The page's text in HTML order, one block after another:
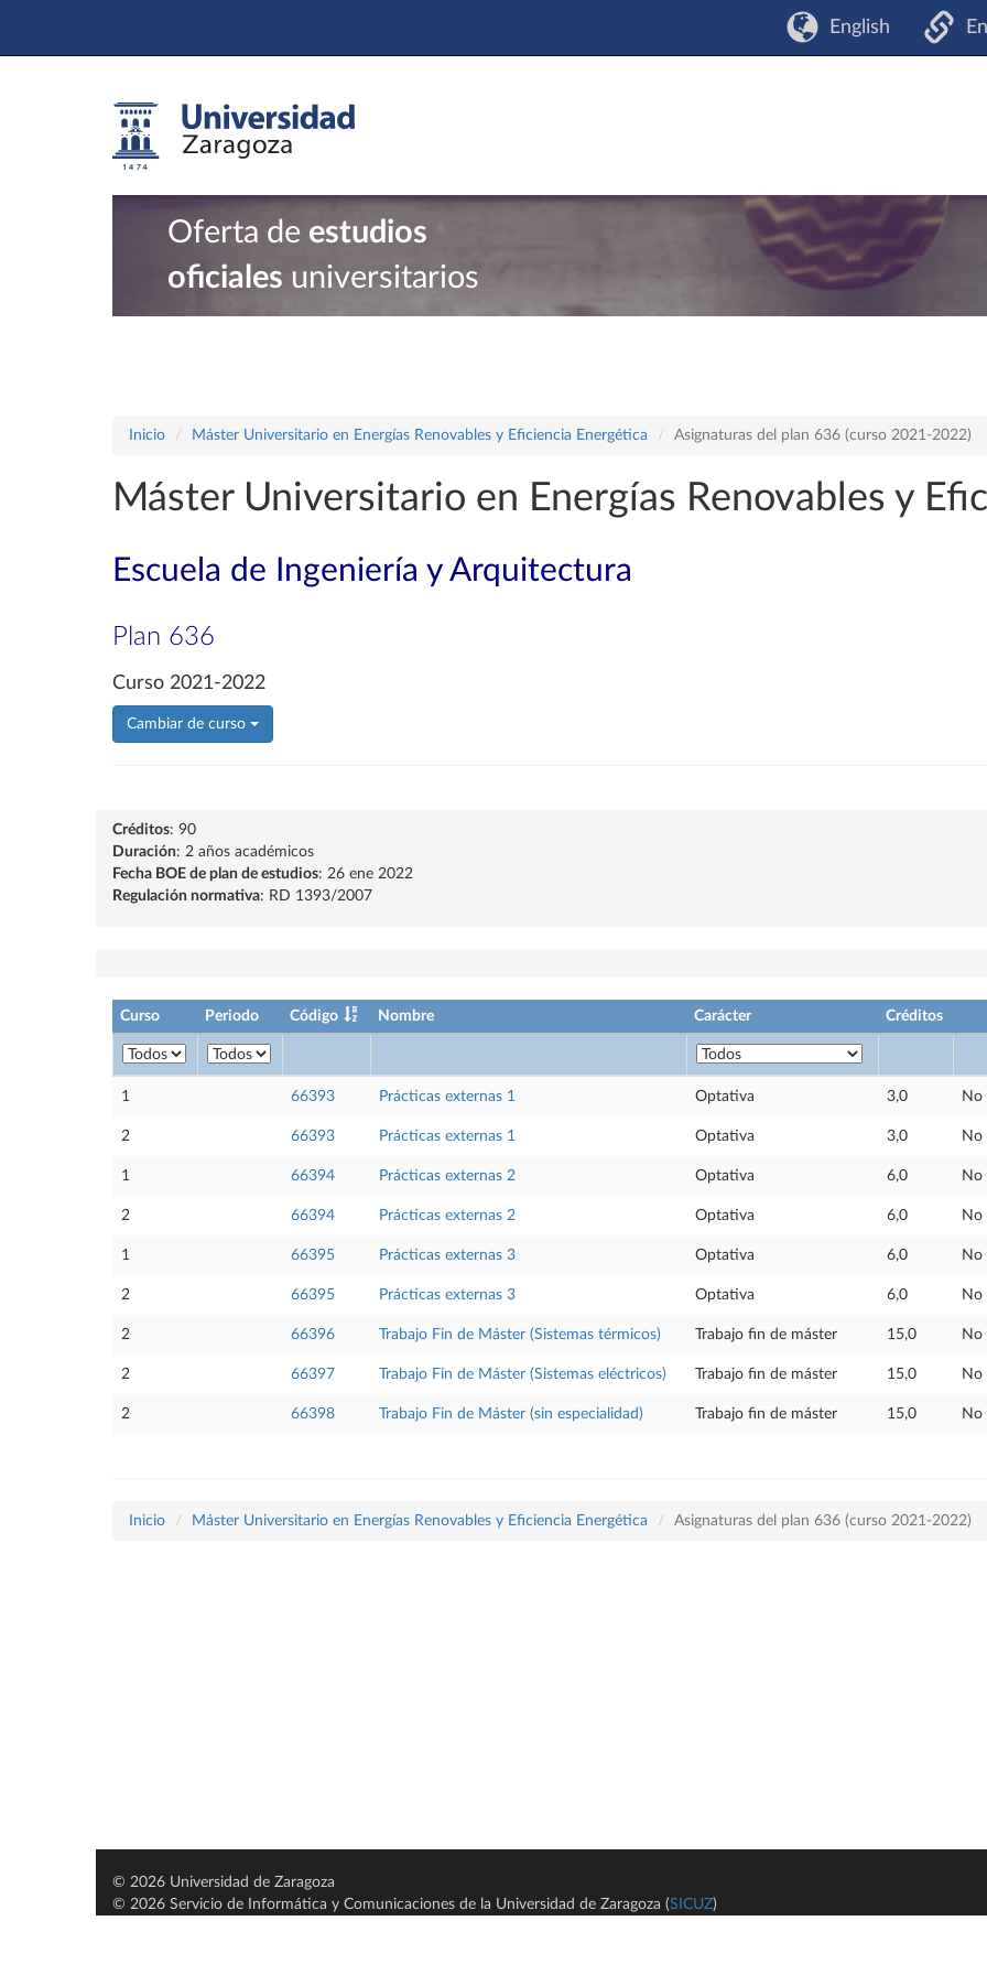
English
Oferta de estudios
oficiales universitarios
Inicio Máster Universitario en Energías Renovables y Eficiencia Energética Asignaturas del plan 636 (curso 2021-2022)
Máster Universitario en Energías Renovables y
Escuela de Ingeniería y Arquitectura
Plan 636
Curso 2021-2022
Cambiar de curso
Créditos: 90
Duración: 2 años académicos
Fecha BOE de plan de estudios: 26 ene 2022
Regulación normativa: RD 1393/2007
Curso Periodo Código Nombre Carácter Créditos
1 66393 Prácticas externas 1 Optativa 3,0 No
2 66393 Prácticas externas 1 Optativa 3,0 No
1 66394 Prácticas externas 2 Optativa 6,0 No
2 66394 Prácticas externas 2 Optativa 6,0 No
1 66395 Prácticas externas 3 Optativa 6,0 No
2 66395 Prácticas externas 3 Optativa 6,0 No
2 66396 Trabajo Fin de Máster (Sistemas térmicos) Trabajo fin de máster 15,0 No
2 66397 Trabajo Fin de Máster (Sistemas eléctricos) Trabajo fin de máster 15,0 No
2 66398 Trabajo Fin de Máster (sin especialidad) Trabajo fin de máster 15,0 No
Inicio Máster Universitario en Energías Renovables y Eficiencia Energética Asignaturas del plan 636 (curso 2021-2022)
© 2026 Universidad de Zaragoza
© 2026 Servicio de Informática y Comunicaciones de la Universidad de Zaragoza (SICUZ)